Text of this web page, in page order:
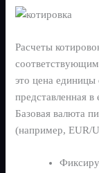
Cobuyr
Cobuyr
Revenue
Cobuyr
Electronics
Airlines &
Fashion &
Расчеты
это цена
представленная
Базовая валюта
(например, EUR/